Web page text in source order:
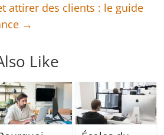
attirer des clients : le guide
→
Like